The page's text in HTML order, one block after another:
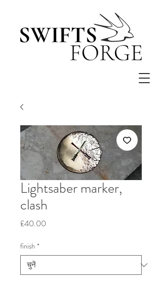
Lightsaber marker,
clash
£40.00
finish *